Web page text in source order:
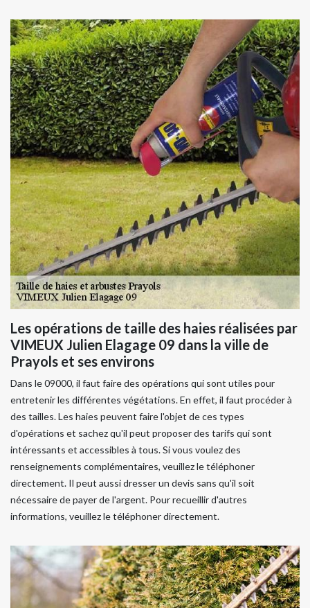
Les opérations de taille des haies réalisées par
VIMEUX Julien Elagage 09 dans la ville de
Prayols et ses environs
Dans le 09000, il faut faire des opérations qui sont utiles pour
entretenir les différentes végétations. En effet, il faut procéder à
des tailles. Les haies peuvent faire l'objet de ces types
d'opérations et sachez qu'il peut proposer des tarifs qui sont
intéressants et accessibles à tous. Si vous voulez des
renseignements complémentaires, veuillez le téléphoner
directement. Il peut aussi dresser un devis sans qu'il soit
nécessaire de payer de l'argent. Pour recueillir d'autres
informations, veuillez le téléphoner directement.